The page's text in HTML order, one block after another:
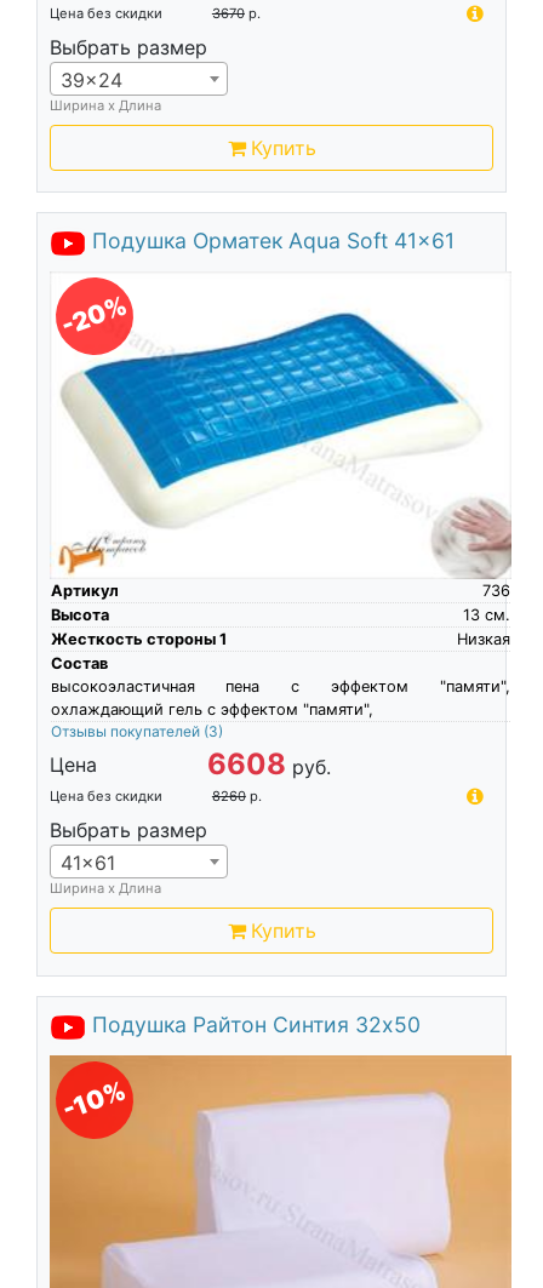
Цена без скидки 3670 р.
Выбрать размер
39x24
Ширина х Длина
Купить
Подушка Орматек Aqua Soft 41x61
-20%
Артикул
736
Высота
см.
13
Жесткость стороны 1
Низкая
Состав
высокоэластичная пена c эффектом "памяти",
охлаждающий гель с эффектом "памяти",
Отзывы покупателей (3)
Цена 6608 руб.
Цена без скидки 8260 р.
Выбрать размер
41x61
Ширина х Длина
Купить
Подушка Райтон Синтия 32х50
-10%